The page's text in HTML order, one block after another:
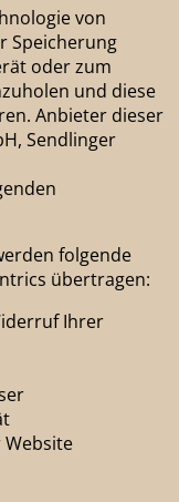
von
Speicherung
oder zum
und diese
Anbieter dieser
Sendlinger
folgende
übertragen:
Ihrer
Website